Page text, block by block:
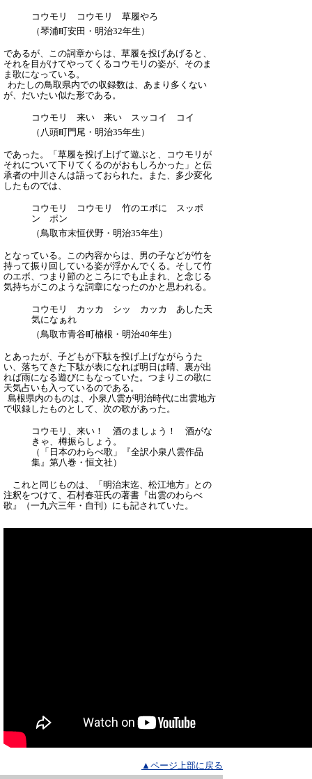
コウモリ コウモリ 草履やろ
（琴浦町安田・明治32年生）
であるが、この詞章からは、草履を投げあげると、
それを目がけてやってくるコウモリの姿が、そのま
ま歌になっている。
わたしの鳥取県内での収録数は、あまり多くない
が、だいたい似た形である。
コウモリ 来い 来い スッコイ コイ
（八頭町門尾・明治35年生）
であった。「草履を投げ上げて遊ぶと、コウモリが
それについて下りてくるのがおもしろかった」と伝
承者の中川さんは語っておられた。また、多少変化
したものでは、
コウモリ コウモリ 竹のエボに スッポ
ン ポン
（鳥取市末恒伏野・明治35年生）
となっている。この内容からは、男の子などが竹を
持って振り回している姿が浮かんでくる。そして竹
のエボ、つまり節のところにでも止まれ、と念じる
気持ちがこのような詞章になったのかと思われる。
コウモリ カッカ シッ カッカ あした天
気になぁれ
（鳥取市青谷町楠根・明治40年生）
とあったが、子どもが下駄を投げ上げながらうた
い、落ちてきた下駄が表になれば明日は晴、裏が出
れば雨になる遊びにもなっていた。つまりこの歌に
天気占いも入っているのである。
島根県内のものは、小泉八雲が明治時代に出雲地方
で収録したものとして、次の歌があった。
コウモリ、来い！ 酒のましょう！ 酒がな
きゃ、樽振らしょう。
（「日本のわらべ歌」『全訳小泉八雲作品
集』第八巻・恒文社）
これと同じものは、「明治末迄、松江地方」との
注釈をつけて、石村春荘氏の著書『出雲のわらべ
歌』（一九六三年・自刊）にも記されていた 。
▲ページ上部に戻る